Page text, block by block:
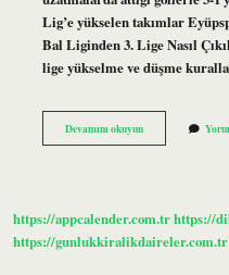
Lig’e yükselen takımlar
Bal Liginden 3. Lige Nasıl
lige yükselme ve düşme
Devamını okuyun3
Lige
https://appcalender.com.trhttps://
https://gunlukkiralikdaireler.com.tr